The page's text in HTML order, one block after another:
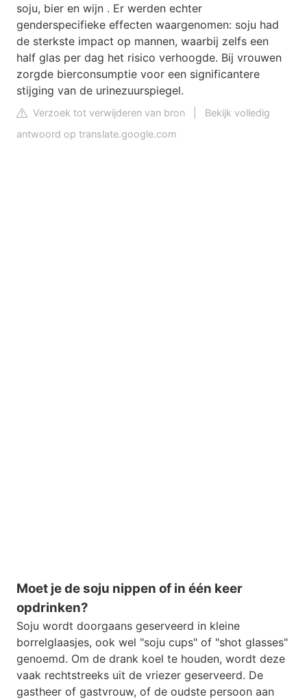
soju, bier en wijn . Er werden echter
genderspecifieke effecten waargenomen: soju had
de sterkste impact op mannen, waarbij zelfs een
half glas per dag het risico verhoogde. Bij vrouwen
zorgde bierconsumptie voor een significantere
stijging van de urinezuurspiegel.
Verzoek tot verwijderen van bron
Bekijk volledig
antwoord op translate.google.com
Moet je de soju nippen of in één keer
opdrinken?
Soju wordt doorgaans geserveerd in kleine
borrelglaasjes, ook wel "soju cups" of "shot glasses"
genoemd. Om de drank koel te houden, wordt deze
vaak rechtstreeks uit de vriezer geserveerd. De
gastheer of gastvrouw, of de oudste persoon aan